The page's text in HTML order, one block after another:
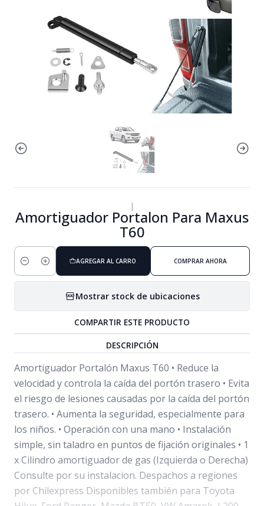
|
Amortiguador Portalon Para Maxus
T60
Cantidad
AGREGAR AL CARRO COMPRAR AHORA
Mostrar stock de ubicaciones
COMPARTIR ESTE PRODUCTO
DESCRIPCIÓN
Amortiguador Portalón Maxus T60 • Reduce la
velocidad y controla la caída del portón trasero • Evita
el riesgo de lesiones causadas por la caída del portón
trasero. • Aumenta la seguridad, especialmente para
los niños. • Operación con una mano • Instalación
simple, sin taladro en puntos de fijación originales • 1
x Cilindro amortiguador de gas (Izquierda o Derecha)
Consulte por su instalacion. Despachos a regiones
por Chilexpress Disponibles también para Toyota